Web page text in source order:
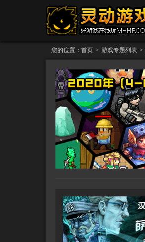
您的位置： 首页 > 游戏专题列表 >